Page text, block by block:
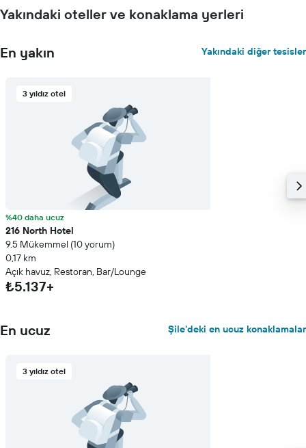
Yakındaki oteller ve konaklama yerleri
En yakın Yakındaki diğer tesisler
3 yıldız otel
%40 daha ucuz
216 North Hotel
9.5 Mükemmel (10 yorum)
0,17 km
Açık havuz, Restoran, Bar/Lounge
₺5.137+
En ucuz Şile'deki en ucuz konaklamalar
3 yıldız otel